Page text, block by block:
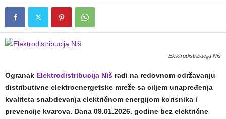
Elektrodistribucija Niš
Ogranak Elektrodistribucija Niš radi na redovnom održavanju
distributivne elektroenergetske mreže sa ciljem unapređenja
kvaliteta snabdevanja električnom energijom korisnika i
prevencije kvarova. Dana 09.01.2026. godine bez električne